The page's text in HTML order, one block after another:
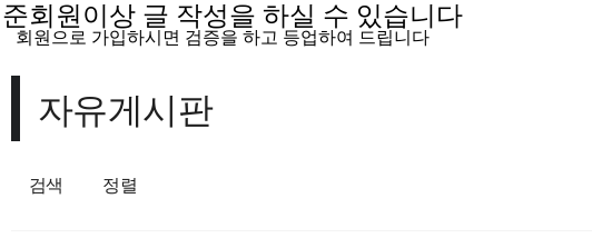
준회원이상 글 작성을 하실 수 있습니다
   회원으로 가입하시면 검증을 하고 등업하여 드립니다
자유게시판
검색 정렬